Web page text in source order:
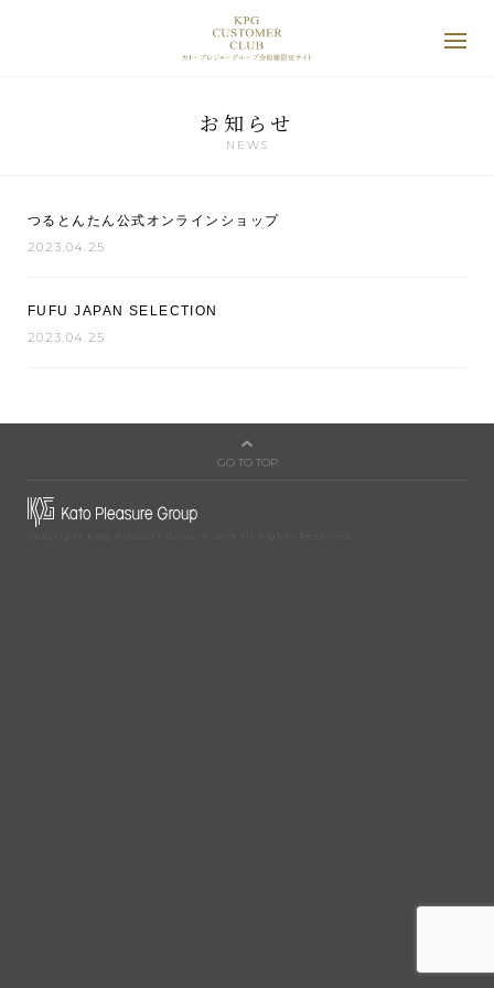
お知らせ
NEWS
つるとんたん公式オンラインショップ
2023.04.25
FUFU JAPAN SELECTION
2023.04.25
GO TO TOP